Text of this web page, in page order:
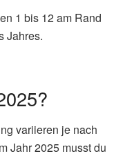
1 bis 12 am Rand
Jahres.
variieren je nach
Jahr 2025 musst du